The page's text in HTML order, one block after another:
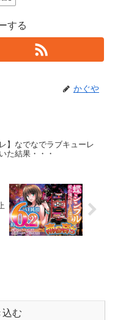
する
かぐや
】なでなでラブキューレ
た結果・・・
込む